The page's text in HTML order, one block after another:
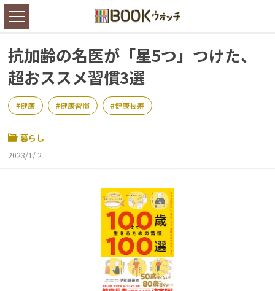
抗加齢の名医が「星5つ」つけた、
超おススメ習慣3選
健康 健康習慣 健康長寿
暮らし
2023/1/ 2